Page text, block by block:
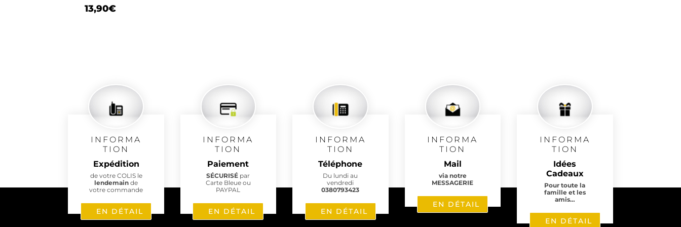
13,90€
INFORMA
TION
Expédition
de votre COLIS le
lendemainde
votre commande
EN DÉTAIL
INFORMA
TION
Paiement
SÉCURISÉ par
Carte Bleue ou
PAYPAL
EN DÉTAIL
INFORMA
TION
Téléphone
Du lundi au
vendredi
0380793423
EN DÉTAIL
INFORMA
TION
Mail
via notre
MESSAGERIE
EN DÉTAIL
INFORMA
TION
Idées
Cadeaux
Pour toute la
famille et les
amis…
EN DÉTAIL